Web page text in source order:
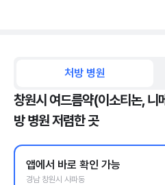
처방 병원
창원시 여드름약(이소티논, 니
방 병원 저렴한 곳
앱에서 바로 확인 가능
경남 창원시 사파동